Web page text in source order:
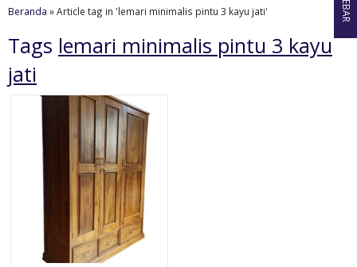
Beranda »Article tag in 'lemari minimalis pintu 3 kayu jati'
Tags lemari minimalis pintu 3 kayu
jati